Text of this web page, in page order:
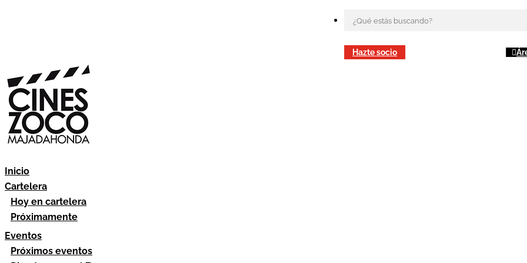
Hazte socio
Inicio
Cartelera
Hoy en cartelera
Próximamente
Eventos
Próximos eventos